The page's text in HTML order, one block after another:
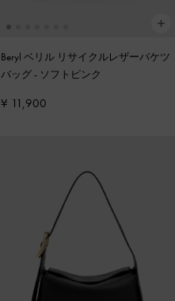
Beryl ベリル リサイクルレザーバケツ
バッグ- ソフトピンク
¥ 11,900